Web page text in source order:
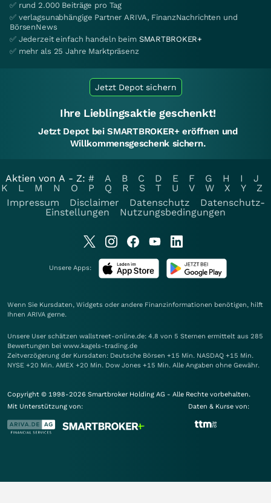
✅ rund 2.000 Beiträge pro Tag
✅ verlagsunabhängige Partner ARIVA, FinanzNachrichten und
BörsenNews
✅ Jederzeit einfach handeln beim SMARTBROKER+
✅ mehr als 25 Jahre Marktpräsenz
Jetzt Depot sichern
Ihre Lieblingsaktie geschenkt!
Jetzt Depot bei SMARTBROKER+ eröffnen und
Willkommensgeschenk sichern.
Aktien von A - Z: # A B C D E F G H I
J
K
L M N O P Q R S T U V W X Y
Z
Impressum
Disclaimer Datenschutz
Datenschutz-
Einstellungen
Nutzungsbedingungen
Unsere Apps:
Wenn Sie Kursdaten, Widgets oder andere Finanzinformationen benötigen, hilft
Ihnen ARIVA gerne.
Unsere User schätzen wallstreet-online.de: 4.8 von 5 Sternen ermittelt aus 285
Bewertungen bei www.kagels-trading.de
Zeitverzögerung der Kursdaten: Deutsche Börsen +15 Min. NASDAQ +15 Min.
NYSE +20 Min. AMEX +20 Min. Dow Jones +15 Min. Alle Angaben ohne Gewähr.
Copyright © 1998-2026 Smartbroker Holding AG - Alle Rechte vorbehalten.
Mit Unterstützung von:
Daten & Kurse von: